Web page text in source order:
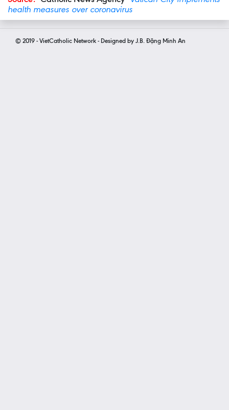
health measures over coronavirus
© 2019 - VietCatholic Network - Designed by J.B. Đặng Minh An